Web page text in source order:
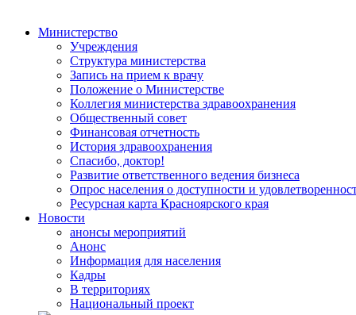
Министерство
Учреждения
Структура министерства
Запись на прием к врачу
Положение о Министерстве
Коллегия министерства здравоохранения
Общественный совет
Финансовая отчетность
История здравоохранения
Спасибо, доктор!
Развитие ответственного ведения бизнеса
Опрос населения о доступности и
Ресурсная карта Красноярского края
Новости
анонсы мероприятий
Анонс
Информация для населения
Кадры
В территориях
Национальный проект